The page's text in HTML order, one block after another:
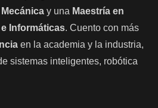
y una Maestría en
Informáticas. Cuento con más
en la academia y la industria,
sistemas inteligentes, robótica